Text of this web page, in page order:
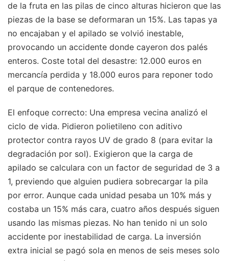
de la fruta en las pilas de cinco alturas hicieron que las
piezas de la base se deformaran un 15%. Las tapas ya
no encajaban y el apilado se volvió inestable,
provocando un accidente donde cayeron dos palés
enteros. Coste total del desastre: 12.000 euros en
mercancía perdida y 18.000 euros para reponer todo
el parque de contenedores.
El enfoque correcto: Una empresa vecina analizó el
ciclo de vida. Pidieron polietileno con aditivo
protector contra rayos UV de grado 8 (para evitar la
degradación por sol). Exigieron que la carga de
apilado se calculara con un factor de seguridad de 3 a
1, previendo que alguien pudiera sobrecargar la pila
por error. Aunque cada unidad pesaba un 10% más y
costaba un 15% más cara, cuatro años después siguen
usando las mismas piezas. No han tenido ni un solo
accidente por inestabilidad de carga. La inversión
extra inicial se pagó sola en menos de seis meses solo